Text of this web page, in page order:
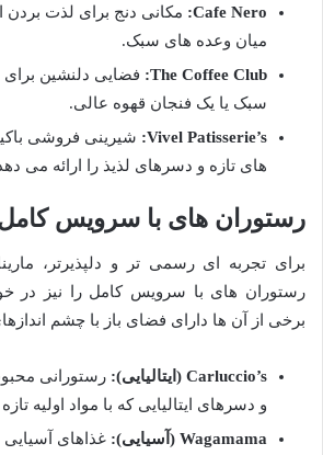
Cafe Nero:
مکانی دنج برای لذت بردن
میان وعده های سبک.
The Coffee Club:
فضایی دلنشین برای
سبک یا یک فنجان قهوه عالی.
Vivel Patisserie’s:
شیرینی فروشی
های تازه و دسرهای لذیذ را ارائه می
رستوران های با سرویس
برای تجربه ای رسمی تر و دلپذیرتر،
رستوران های با سرویس کامل را نیز در
برخی از آن ها دارای فضای باز با چشم
Carluccio’s (ایتالیایی):
رستورانی محبوب
و دسرهای ایتالیایی که با مواد اولیه
Wagamama (آسیایی):
غذاهای آسیایی